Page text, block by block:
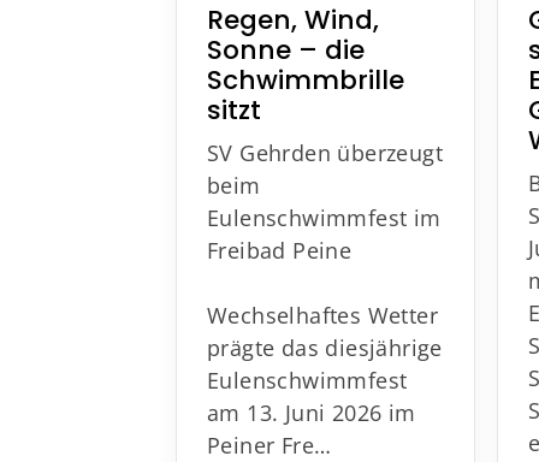
Regen, Wind,
Sonne – die
Schwimmbrille
sitzt
SV Gehrden überzeugt
beim
Eulenschwimmfest im
Freibad Peine
Wechselhaftes Wetter
prägte das diesjährige
Eulenschwimmfest
am 13. Juni 2026 im
Peiner Fre…